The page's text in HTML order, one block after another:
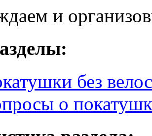
и
без
о